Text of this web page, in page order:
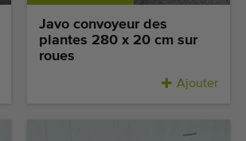
Javo convoyeur des
plantes 280 x 20 cm sur
roues
Ajouter